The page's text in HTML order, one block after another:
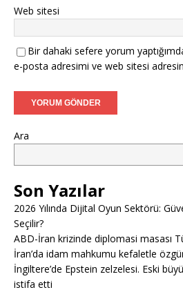
Web sitesi
Bir dahaki sefere yorum
e-posta adresimi ve web sitesi
Ara
Son Yazılar
2026 Yılında Dijital Oyun Sektörü:
Seçilir?
ABD-İran krizinde diplomasi masası
İran’da idam mahkumu kefaletle
İngiltere’de Epstein zelzelesi. Eski
istifa etti